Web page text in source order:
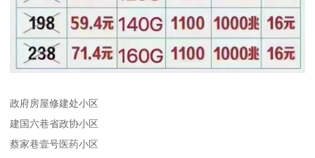
政府房屋修建处小区
建国六巷省政协小区
蔡家巷壹号医药小区